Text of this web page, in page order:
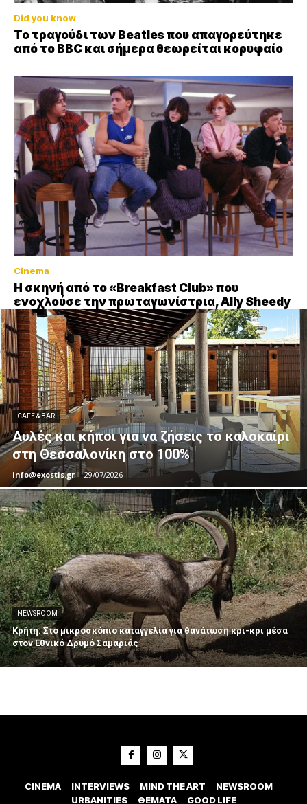
Did you know
Το τραγούδι των Beatles που απαγορεύτηκε
από το BBC και σήμερα θεωρείται κορυφαίο
Cinema
Η σκηνή από το «Breakfast Club» που
ενοχλούσε την πρωταγωνίστρια, Ally Sheedy
CAFE & BAR
Αυλές και κήποι για να ζήσεις το καλοκαίρι
στη Θεσσαλονίκη στο 100%
info@exostis.gr - 29/07/2026
NEWSROOM
Κρήτη: Στο μικροσκόπιο καταγγελία για θανάτωση κρι-κρι μέσα
στον Εθνικό Δρυμό Σαμαριάς
CINEMA INTERVIEWS MIND THE ART
NEWSROOM
URBANITIES
ΘΕΜΑΤΑ GOOD LIFE